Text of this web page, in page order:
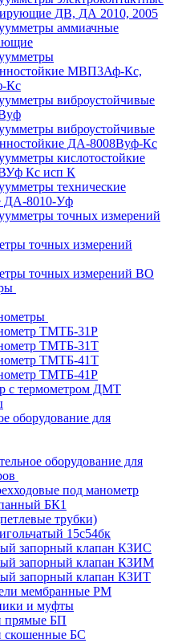
ДВ, ДА 2010, 2005
аммиачные
МВП3Аф-Кс,
Кс
виброустойчивые
виброустойчивые
ДА-8008Вуф-Кс
кислотостойкие
Кс исп К
технические
ДА-8010-Уф
точных измерений
точных измерений
точных измерений ВО
ТМТБ-31Р
ТМТБ-31Т
ТМТБ-41Т
ТМТБ-41Р
с термометром ДМТ
оборудование для
оборудование для
под манометр
БК1
трубки)
15с54бк
запорный клапан КЗИС
запорный клапан КЗИМ
запорный клапан КЗИТ
мембранные РМ
и муфты
прямые БП
БС